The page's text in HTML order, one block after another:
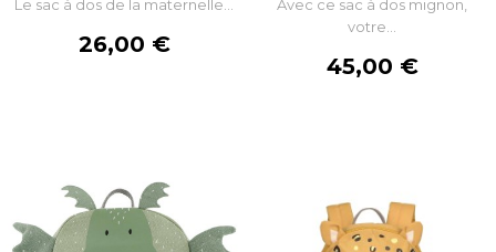
Le sac à dos de la maternelle...
Prix
26,00 €
Avec ce sac à dos mignon,
votre...
Prix
45,00 €